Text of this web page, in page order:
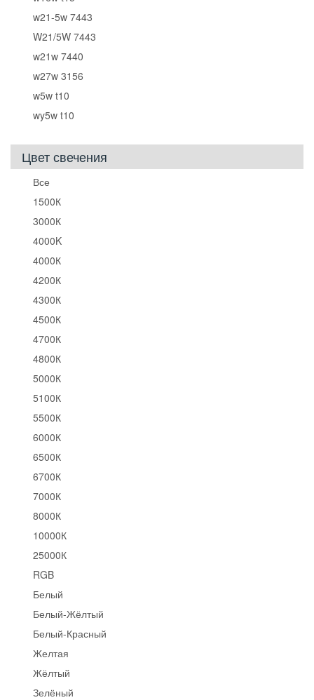
w21-5w 7443
W21/5W 7443
w21w 7440
w27w 3156
w5w t10
wy5w t10
Цвет свечения
Все
1500К
3000К
4000K
4000К
4200К
4300К
4500К
4700К
4800К
5000К
5100К
5500К
6000К
6500К
6700К
7000К
8000К
10000К
25000К
RGB
Белый
Белый-Жёлтый
Белый-Красный
Желтая
Жёлтый
Зелёный